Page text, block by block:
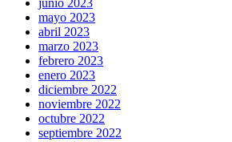
junio 2023
mayo 2023
abril 2023
marzo 2023
febrero 2023
enero 2023
diciembre 2022
noviembre 2022
octubre 2022
septiembre 2022